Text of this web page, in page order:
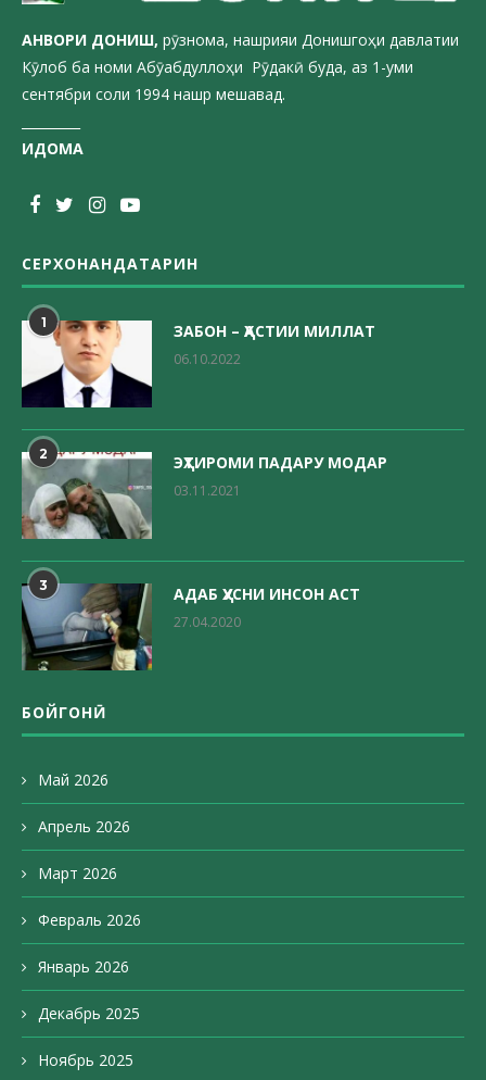
АНВОРИ ДОНИШ, рӯзнома, нашрияи Донишгоҳи давлатии
Кӯлоб ба номи Абӯабдуллоҳи Рӯдакӣ буда, аз 1-уми
сентябри соли 1994 нашр мешавад.
ИДОМА
СЕРХОНАНДАТАРИН
1 ЗАБОН – ҲАСТИИ МИЛЛАТ
06.10.2022
2 ЭҲТИРОМИ ПАДАРУ МОДАР
03.11.2021
3 АДАБ ҲУСНИ ИНСОН АСТ
27.04.2020
БОЙГОНӢ
Май 2026
Апрель 2026
Март 2026
Февраль 2026
Январь 2026
Декабрь 2025
Ноябрь 2025